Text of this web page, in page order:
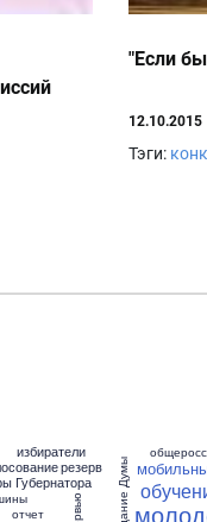
"Если
12.10.2015
Тэги:
Губернатора
избиратели
отчет
резерв